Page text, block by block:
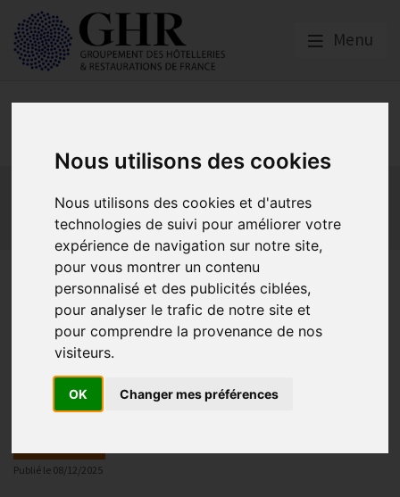
Nous utilisons des cookies
Nous utilisons des cookies et d'autres
technologies de suivi pour améliorer votre
expérience de navigation sur notre site,
pour vous montrer un contenu
personnalisé et des publicités ciblées,
pour analyser le trafic de notre site et
pour comprendre la provenance de nos
visiteurs.
OK Changer mes préférences
Menu
Economie collaborative
Innovation et digitalisation
Mon Parc Num
Informatique Europe
La France a accueilli la
semaine dernière la Global
ReformBNB General
Assembly à Paris
Publié le 08/12/2025